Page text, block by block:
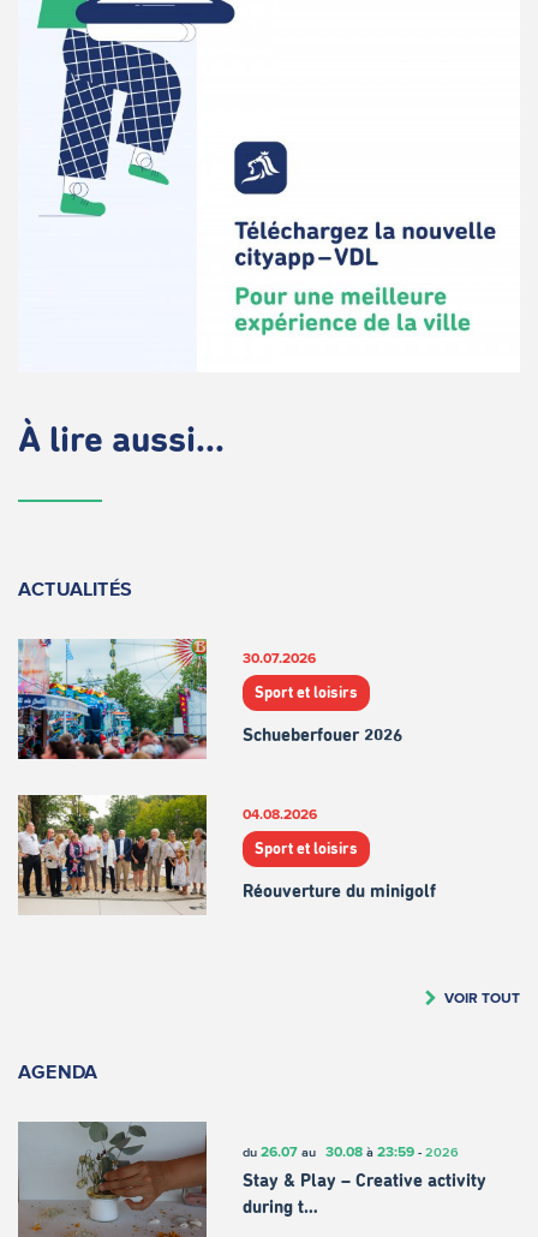
À lire aussi...
ACTUALITÉS
30.07.2026
Sport et loisirs
Schueberfouer 2026
04.08.2026
Sport et loisirs
Réouverture du minigolf
VOIR TOUT
AGENDA
du 26.07au 30.08à 23:59- 2026
Stay & Play – Creative activity
during t…